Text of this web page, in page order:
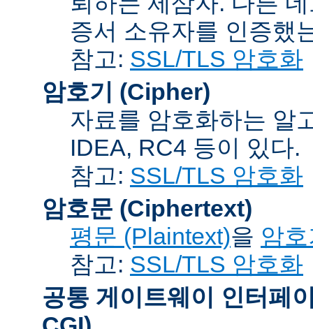
증서 소유자를 인증했
참고: SSL/TLS 암호화
암호기 (Cipher)
자료를 암호화하는 알
IDEA, RC4 등이 있다.
참고: SSL/TLS 암호화
암호문 (Ciphertext)
평문 (Plaintext)을 암
참고: SSL/TLS 암호화
공통 게이트웨이 인터페